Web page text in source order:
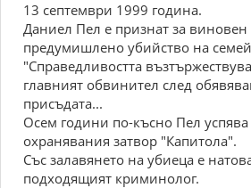
13 септември 1999 година.
Даниел Пел е признат за
предумишлено убийство на
"Справедливостта
главният обвинител след
присъдата...
Осем години по-късно Пел успява
охранявания затвор "Капитола".
Със залавянето на убиеца е
подходящият криминолог.